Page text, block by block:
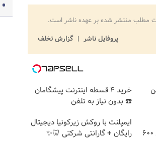
مطلب منتشر شده بر عهده ناشر است.
پروفایل ناشر
گزارش تخلف
خرید 4 قسطه اینترنت پیشگامان
☎️ بدون نیاز به تلفن
اینترنت خانگی 180 روزه فقط 600
ایمپلنت با روکش زیرکونیا دیجیتال
رایگان + گارانتی شرکتی 🦷✨